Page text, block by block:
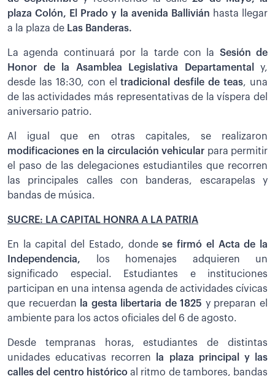
plaza Colón, El Prado y la avenida Ballivián hasta llegar
a la plaza de Las Banderas.
La agenda continuará por la tarde con la Sesión de
Honor de la Asamblea Legislativa Departamental
y,
desde las 18:30, con eltradicional desfile de teas, una
de las actividades más representativas de la víspera del
aniversario patrio.
Al igual que en otras capitales, se realizaron
modificaciones en la circulación vehicular para permitir
el paso de las delegaciones estudiantiles que recorren
las principales calles con banderas, escarapelas y
bandas de música.
SUCRE: LA CAPITAL HONRA A LA PATRIA
En la capital del Estado, dondese firmó el Acta de la
Independencia, los homenajes adquieren un
significado especial. Estudiantes e instituciones
participan en una intensa agenda de actividades cívicas
que recuerdan
la gesta libertaria de 1825 y preparan el
ambiente para los actos oficiales del 6 de agosto.
Desde tempranas horas, estudiantes de distintas
unidades educativas recorren la plaza principal y las
calles del centro históricoal ritmo de tambores, bandas